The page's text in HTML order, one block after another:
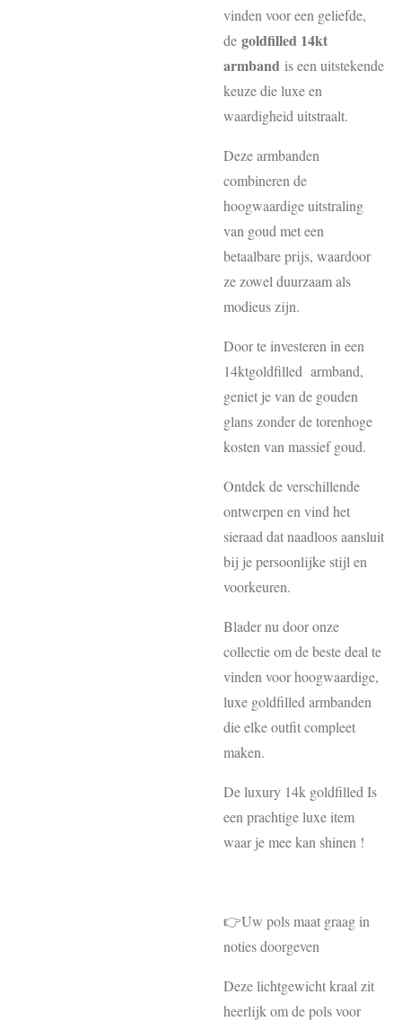
vinden voor een geliefde,
de goldfilled 14kt
armband is een uitstekende
keuze die luxe en
waardigheid uitstraalt.
Deze armbanden
combineren de
hoogwaardige uitstraling
van goud met een
betaalbare prijs, waardoor
ze zowel duurzaam als
modieus zijn.
Door te investeren in een
14ktgoldfilled armband,
geniet je van de gouden
glans zonder de torenhoge
kosten van massief goud.
Ontdek de verschillende
ontwerpen en vind het
sieraad dat naadloos aansluit
bij je persoonlijke stijl en
voorkeuren.
Blader nu door onze
collectie om de beste deal te
vinden voor hoogwaardige,
luxe goldfilled armbanden
die elke outfit compleet
maken.
De luxury 14k goldfilled Is
een prachtige luxe item
waar je mee kan shinen !
👉Uw pols maat graag in
noties doorgeven
Deze lichtgewicht kraal zit
heerlijk om de pols voor